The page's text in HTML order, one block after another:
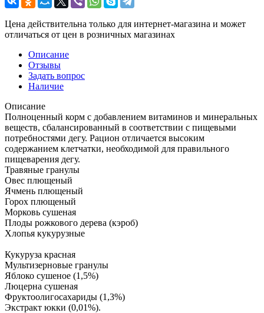
Цена действительна только для интернет-магазина и может
отличаться от цен в розничных магазинах
Описание
Отзывы
Задать вопрос
Наличие
Описание
Полноценный корм с добавлением витаминов и минеральных
веществ, сбалансированный в соответствии с пищевыми
потребностями дегу. Рацион отличается высоким
содержанием клетчатки, необходимой для правильного
пищеварения дегу.
Травяные гранулы
Овес плющеный
Ячмень плющеный
Горох плющеный
Морковь сушеная
Плоды рожкового дерева (кэроб)
Хлопья кукурузные
Кукуруза красная
Мультизерновые гранулы
Яблоко сушеное (1,5%)
Люцерна сушеная
Фруктоолигосахариды (1,3%)
Экстракт юкки (0,01%).